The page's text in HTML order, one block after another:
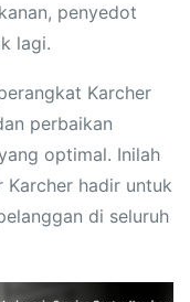
penyedot
lagi.
Karcher
perbaikan
optimal. Inilah
Karcher hadir untuk
di seluruh